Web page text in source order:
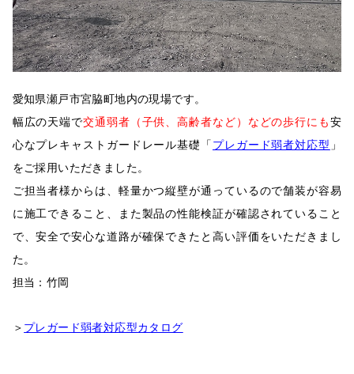
愛知県瀬戸市宮脇町地内の現場です。
幅広の天端で交通弱者（子供、高齢者など）などの歩行にも 安
心なプレキャストガードレール基礎「 プレガード弱者対応型 」
をご採用いただきました。
ご担当者様からは、軽量かつ縦壁が通っているので舗装が容易
に施工できること、また製品の性能検証が確認されていること
で、安全で安心な道路が確保できたと高い評価をいただきまし
た。
担当：竹岡
＞ プレガード弱者対応型カタログ